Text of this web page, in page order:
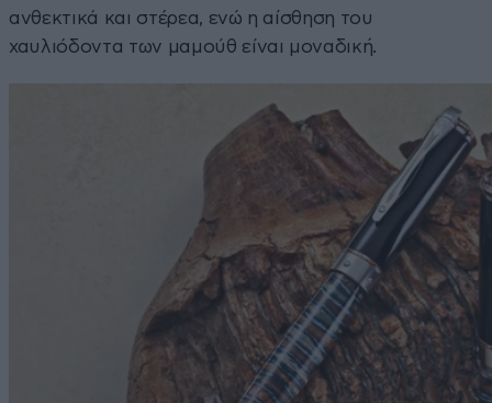
ανθεκτικά και στέρεα, ενώ η αίσθηση του
χαυλιόδοντα των μαμούθ είναι μοναδική.